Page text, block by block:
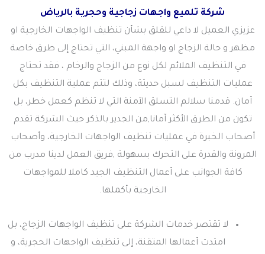
شركة تلميع واجهات زجاجية وحجرية بالرياض
عزيزي العميل لا داعي للقلق بشأن تنظيف الواجهات الخارجية او
مظهر و حالة الزجاج او واجهة المبني، التي تحتاج إلى طرق خاصة
في التنظيف الملائم لكل نوع من الزجاج والرخام ، فقد تحتاج
عمليات التنظيف لسبل حديثة، وذلك لتتم عملية التنظيف بكل
أمان. قدمنا سلالم التسلق الآمنة التي لا تنظم كعمل خطر، بل
تكون من الطرق الأكثر آمانا,من الجدير بالذكر حيث الشركة تقدم
أصحاب الخبرة في عمليات تنظيف الواجهات الخارجية، وأصحاب
المرونة والقدرة على التحرك بسهولة ,فريق العمل لدينا مدرب من
كافة الجوانب على أعمال التنظيف الجيد كاملا للمواجهات
الخارجية بأكملها.
لا تقتصر خدمات الشركة على تنظيف الواجهات الزجاج، بل
امتدت أعمالها المتقنة، إلى تنظيف الواجهات الحجرية، و